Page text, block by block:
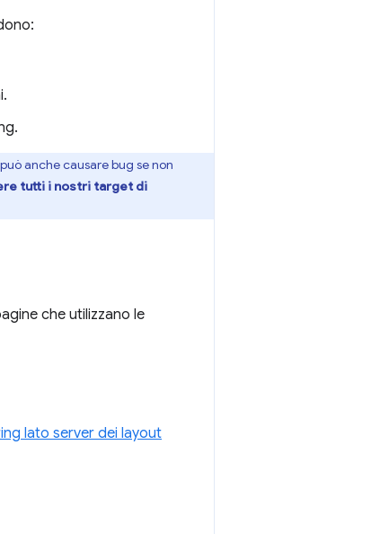
anche causare bug se non
tutti i nostri target di
che utilizzano le
lato server dei layout